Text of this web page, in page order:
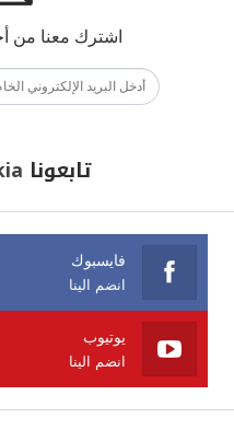
اشترك معنا من
تابعونا
فايسبوك
انضم الينا
يوتيوب
انضم الينا